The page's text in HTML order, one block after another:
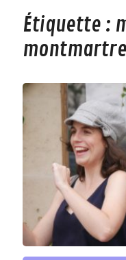
Étiquette :
montmartre